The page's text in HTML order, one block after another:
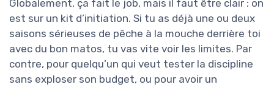
Globalement, ça fait le job, mais il faut être clair : on
est sur un kit d’initiation. Si tu as déjà une ou deux
saisons sérieuses de pêche à la mouche derrière toi
avec du bon matos, tu vas vite voir les limites. Par
contre, pour quelqu’un qui veut tester la discipline
sans exploser son budget, ou pour avoir un